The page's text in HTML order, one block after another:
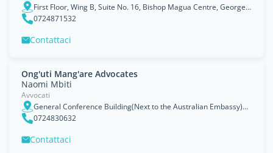
First Floor, Wing B, Suite No. 16, Bishop Magua Centre, George Padmore Lane off Ngong Road,P.O.Box 8971-00100, Nairobi, Nairobi Area
0724871532
Contattaci
Ong'uti Mang'are Advocates
Naomi Mbiti
Avvocati
General Conference Building(Next to the Australian Embassy)Riverside Drive, Nairobi, Nairobi Area
0724830632
Contattaci